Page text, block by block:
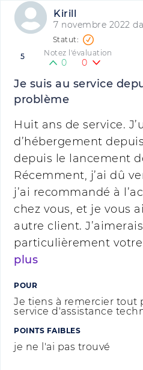
Kirill
7 novembre 2022
5 Notez l'évaluation
0 0
Je suis au service
problème
Huit ans de service.
d’hébergement
depuis le lancement
Récemment, j’ai dû
j’ai recommandé à
chez vous, et je vous
autre client.
particulièrement
plus
POUR
Je tiens à remercier tout
service d'assistance
POINTS FAIBLES
je ne l'ai pas trouvé